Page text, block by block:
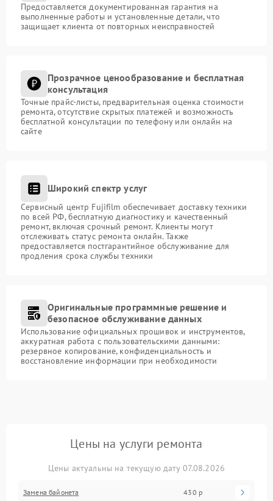
Предоставляется документированная гарантия на
выполненные работы и установленные детали, что
защищает клиента от повторных неисправностей
Прозрачное ценообразование и бесплатная
консультация
Точные прайс-листы, предварительная оценка стоимости
ремонта, отсутствие скрытых платежей и возможность
бесплатной консультации по телефону или онлайн на
сайте
Широкий спектр услуг
Сервисный центр Fujifilm обеспечивает доставку техники
по всей РФ, бесплатную диагностику и качественный
ремонт, включая срочный ремонт. Клиенты могут
отслеживать статус ремонта онлайн. Также
предоставляется постгарантийное обслуживание для
продления срока службы техники
Оригинальные программные решение и
безопасное обслуживание данных
Использование официальных прошивок и инструментов,
аккуратная работа с пользовательскими данными:
резервное копирование, конфиденциальность и
восстановление информации при необходимости
Цены на услуги ремонта
Цены актуальны на текущую дату 07.08.2026
Замена байонета 430 р